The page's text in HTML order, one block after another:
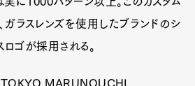
ガラスレンズを使用したブランドのシ
ロゴが採用される。
MARUNOUCHI